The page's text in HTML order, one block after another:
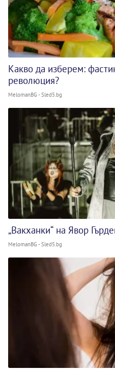
Какво да изберем:
революция?
MelomanBG - Sled5.bg
„Вакханки“ на Явор
MelomanBG - Sled5.bg